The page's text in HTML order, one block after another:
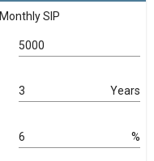
Monthly SIP
Years
%